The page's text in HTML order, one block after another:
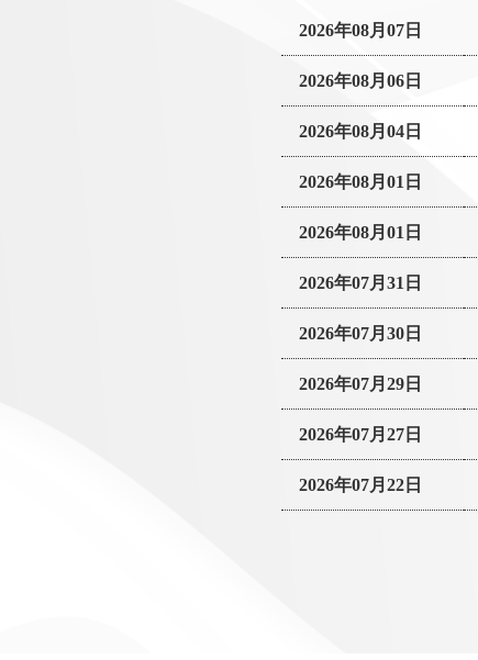
2026年08月07日
2026年08月06日
2026年08月04日
2026年08月01日
2026年08月01日
2026年07月31日
2026年07月30日
2026年07月29日
2026年07月27日
2026年07月22日